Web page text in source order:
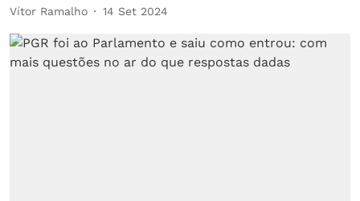
Vítor Ramalho 14 Set 2024